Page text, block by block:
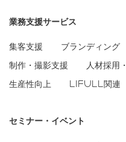
業務支援サービス
集客支援 ブランディング
制作・撮影支援
人材採用
生産性向上
LIFULL関連
セミナー・イベント